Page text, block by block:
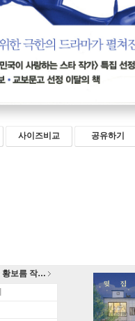
사이즈비교 공유하기
뮤지컬 〈휴남동 서점〉X 황보름 작가 북토크